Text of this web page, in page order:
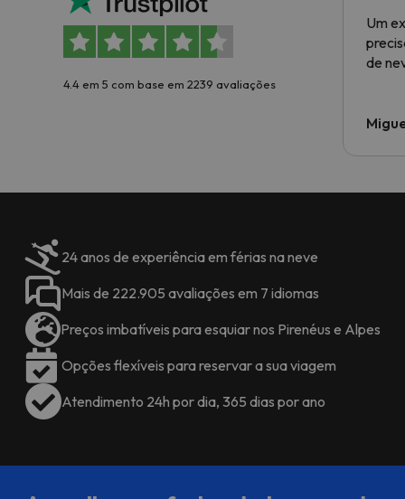
4.4 em 5 com base em 2239 avaliações
Um
de
24 anos de experiência em férias na neve
Mais de 222.905 avaliações em 7 idiomas
Preços imbatíveis para esquiar nos Pirenéus e Alpes
Opções flexíveis para reservar a sua viagem
Atendimento 24h por dia, 365 dias por ano